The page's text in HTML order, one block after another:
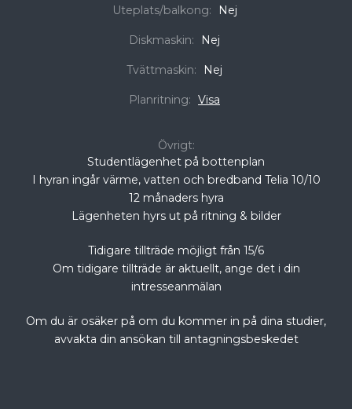
Uteplats/balkong: Nej
Diskmaskin: Nej
Tvättmaskin: Nej
Planritning: Visa
Övrigt:
Studentlägenhet på bottenplan
I hyran ingår värme, vatten och bredband Telia 10/10
12 månaders hyra
Lägenheten hyrs ut på ritning & bilder
Tidigare tillträde möjligt från 15/6
Om tidigare tillträde är aktuellt, ange det i din
intresseanmälan
Om du är osäker på om du kommer in på dina studier,
avvakta din ansökan till antagningsbeskedet